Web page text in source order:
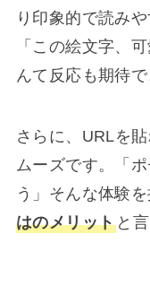
り印象的で読み
「この絵文字、
んて反応も期待
さらに、URLを
ムーズです。「
う」そんな体験
はのメリット と